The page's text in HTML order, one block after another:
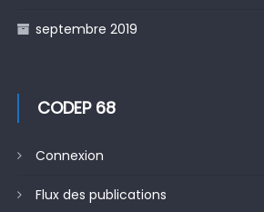
septembre 2019
CODEP 68
Connexion
Flux des publications